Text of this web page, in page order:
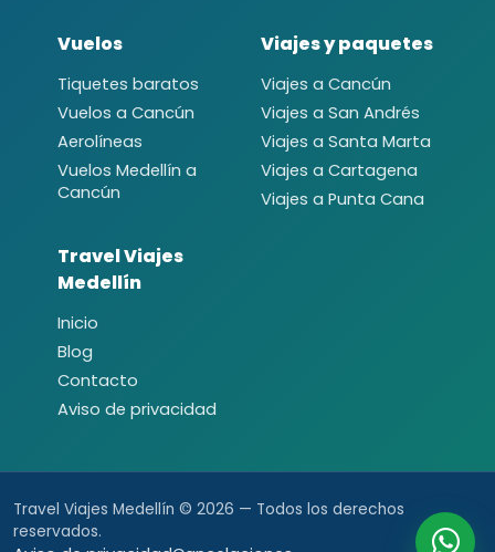
Vuelos
Tiquetes baratos
Vuelos a Cancún
Aerolíneas
Vuelos Medellín a
Cancún
Viajes y paquetes
Viajes a Cancún
Viajes a San Andrés
Viajes a Santa Marta
Viajes a Cartagena
Viajes a Punta Cana
Travel Viajes
Medellín
Inicio
Blog
Contacto
Aviso de privacidad
Travel Viajes Medellín © 2026 — Todos los derechos
reservados.